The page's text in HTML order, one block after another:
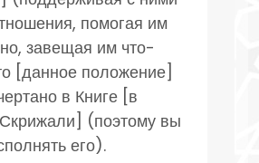
помогая им
завещая им что-
[данное положение]
в Книге [в
(поэтому вы
его).